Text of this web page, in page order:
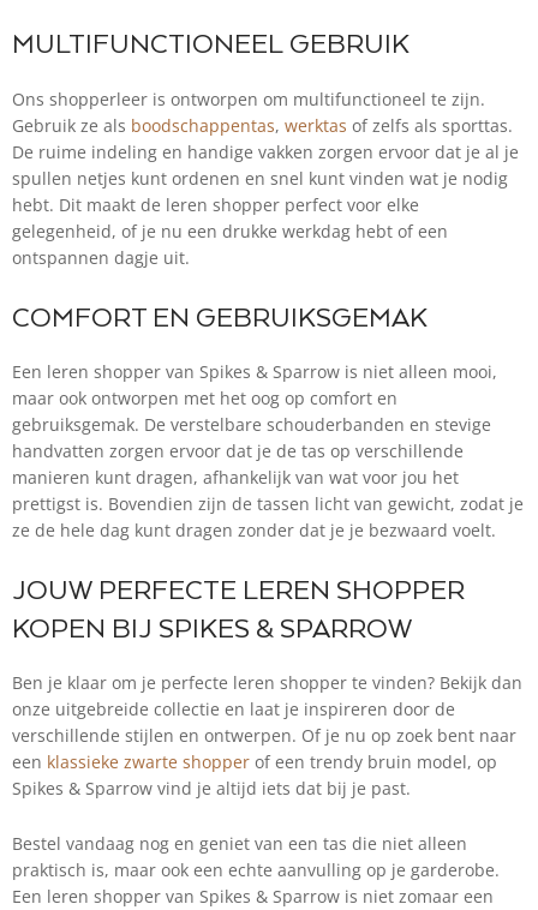
MULTIFUNCTIONEEL GEBRUIK
Ons shopperleer is ontworpen om multifunctioneel te zijn.
Gebruik ze als boodschappentas, werktas of zelfs als sporttas.
De ruime indeling en handige vakken zorgen ervoor dat je al je
spullen netjes kunt ordenen en snel kunt vinden wat je nodig
hebt. Dit maakt de leren shopper perfect voor elke
gelegenheid, of je nu een drukke werkdag hebt of een
ontspannen dagje uit.
COMFORT EN GEBRUIKSGEMAK
Een leren shopper van Spikes & Sparrow is niet alleen mooi,
maar ook ontworpen met het oog op comfort en
gebruiksgemak. De verstelbare schouderbanden en stevige
handvatten zorgen ervoor dat je de tas op verschillende
manieren kunt dragen, afhankelijk van wat voor jou het
prettigst is. Bovendien zijn de tassen licht van gewicht, zodat je
ze de hele dag kunt dragen zonder dat je je bezwaard voelt.
JOUW PERFECTE LEREN SHOPPER
KOPEN BIJ SPIKES & SPARROW
Ben je klaar om je perfecte leren shopper te vinden? Bekijk dan
onze uitgebreide collectie en laat je inspireren door de
verschillende stijlen en ontwerpen. Of je nu op zoek bent naar
een klassieke zwarte shopper of een trendy bruin model, op
Spikes & Sparrow vind je altijd iets dat bij je past.
Bestel vandaag nog en geniet van een tas die niet alleen
praktisch is, maar ook een echte aanvulling op je garderobe.
Een leren shopper van Spikes & Sparrow is niet zomaar een